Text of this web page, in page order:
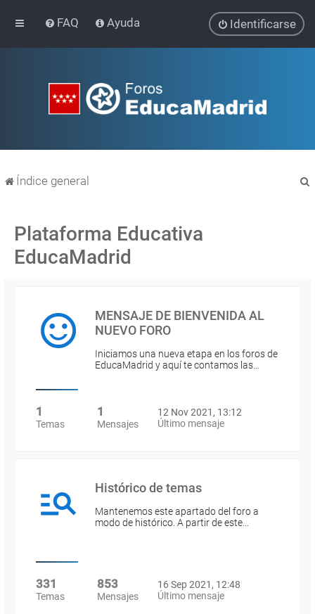
FAQ Ayuda Identificarse
Índice general
Plataforma Educativa
EducaMadrid
MENSAJE DE BIENVENIDA AL
NUEVO FORO
Iniciamos una nueva etapa en los foros de
EducaMadrid y aquí te contamos las…
1
Temas
1
Mensajes
12 Nov 2021, 13:12
Último mensaje
Histórico de temas
Mantenemos este apartado del foro a
modo de histórico. A partir de este…
331
Temas
853
Mensajes
16 Sep 2021, 12:48
Último mensaje